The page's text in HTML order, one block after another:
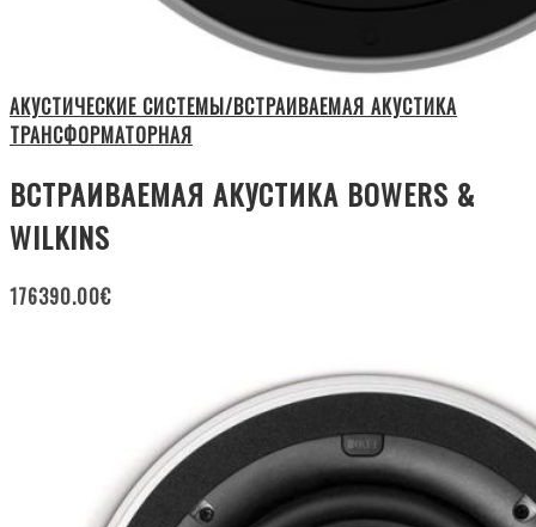
АКУСТИЧЕСКИЕ СИСТЕМЫ/ВСТРАИВАЕМАЯ АКУСТИКА
ТРАНСФОРМАТОРНАЯ
ВСТРАИВАЕМАЯ АКУСТИКА BOWERS &
WILKINS
176390.00€